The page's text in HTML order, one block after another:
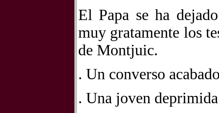
El Papa se ha
muy gratamente los
de Montjuic.
. Un converso
. Una joven